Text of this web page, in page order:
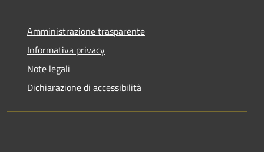
Amministrazione trasparente
Informativa privacy
Note legali
Dichiarazione di accessibilità